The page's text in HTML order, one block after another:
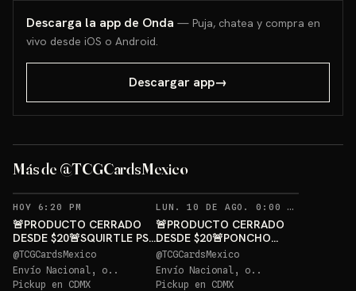
Descarga la app de Onda — Puja, chatea y compra en
vivo desde iOS o Android.
Descargar app→
Más de @TCGCardsMexico
HOY 6:20 PM
🚨PRODUCTO CERRADO
DESDE $20🚨SQUIRTLE PSA
10 GRATIS
@TCGCardsMexico
Envío Nacional, o..
Pickup en CDMX
LUN. 10 DE AGO. 0:00 AM
🚨PRODUCTO CERRADO
DESDE $20🚨PONCHO
PIKACHU PSA 10 GRATIS
@TCGCardsMexico
Envío Nacional, o..
Pickup en CDMX